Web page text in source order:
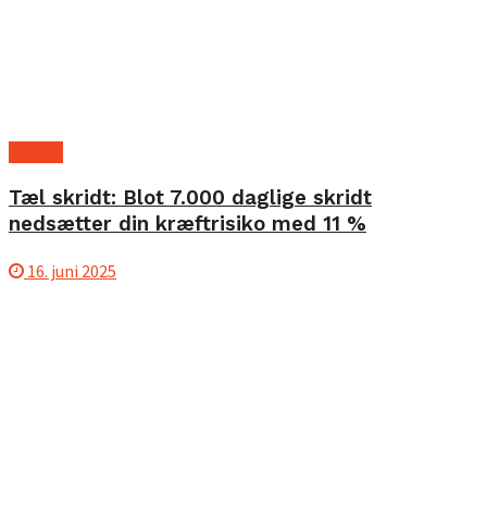
Tæl skridt: Blot 7.000 daglige skridt
nedsætter din kræftrisiko med 11 %
16. juni 2025